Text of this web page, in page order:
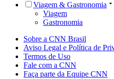
Viagem & Gastronomia
Viagem
Gastronomia
Sobre a CNN Brasil
Aviso Legal e Política de
Termos de Uso
Fale com a CNN
Faça parte da Equipe CNN